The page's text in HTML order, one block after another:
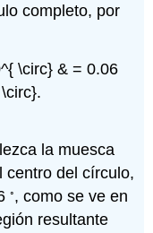
completo, por
\circ} & = 0.06
la muesca
centro del círculo,
◦, como se ve en
resultante